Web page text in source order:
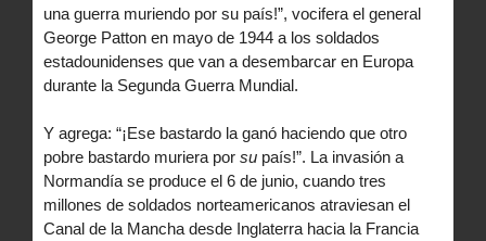
una guerra muriendo por su país!”, vocifera el general
George Patton en mayo de 1944 a los soldados
estadounidenses que van a desembarcar en Europa
durante la Segunda Guerra Mundial.
Y agrega: “¡Ese bastardo la ganó haciendo que otro
pobre bastardo muriera por su país!”. La invasión a
Normandía se produce el 6 de junio, cuando tres
millones de soldados norteamericanos atraviesan el
Canal de la Mancha desde Inglaterra hacia la Francia